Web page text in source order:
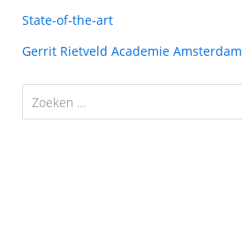
State-of-the-art
Gerrit Rietveld Academie Amsterdam
Zoeken
naar: